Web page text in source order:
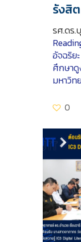
รังสิต
รศ.ดร
อัจฉริย
ศึกษา
มหาวิท
0